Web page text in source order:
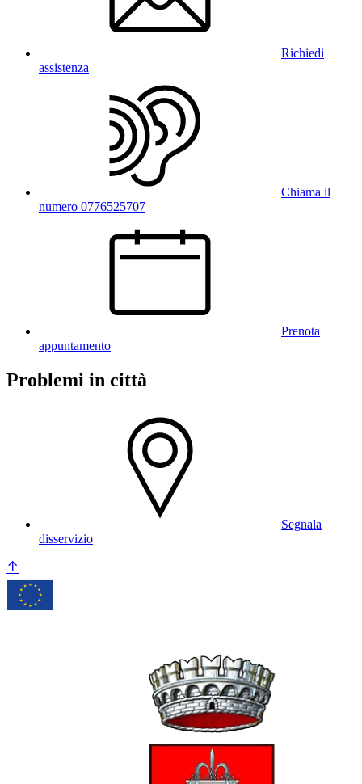
Richiedi
assistenza
Chiama il
numero 0776525707
Prenota
appuntamento
Problemi in città
Segnala
disservizio